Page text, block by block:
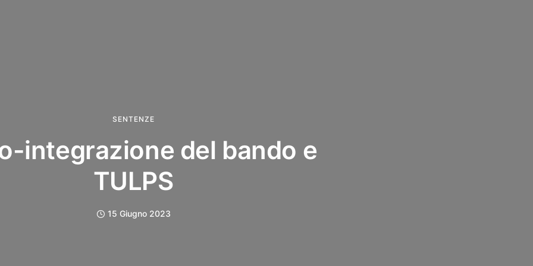
SENTENZE
integrazione del bando e
TULPS
15 Giugno 2023